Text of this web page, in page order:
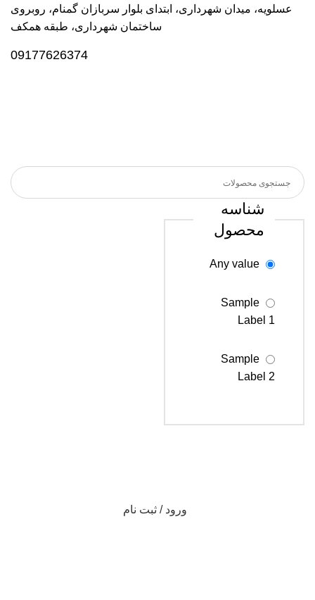
عسلویه، میدان شهرداری، ابتدای بلوار سربازان گمنام، روبروی
ساختمان شهرداری، طبقه همکف
09177626374
شناسه
محصول
Sample
Label 1
Sample
Label 2
ورود / ثبت نام